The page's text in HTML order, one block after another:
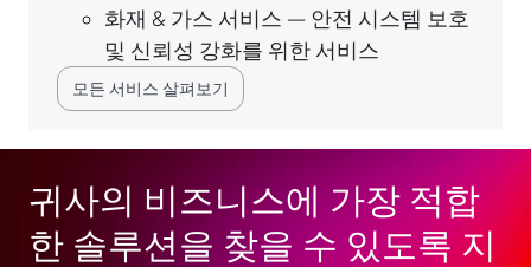
화재 & 가스 서비스 — 안전 시스템 보호
및 신뢰성 강화를 위한 서비스
모든 서비스 살펴보기
귀사의 비즈니스에 가장 적합
한 솔루션을 찾을 수 있도록 지